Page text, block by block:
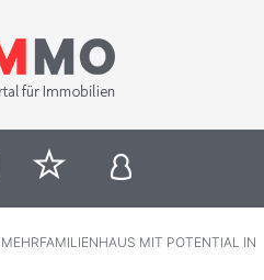
MIT POTENTIAL IN